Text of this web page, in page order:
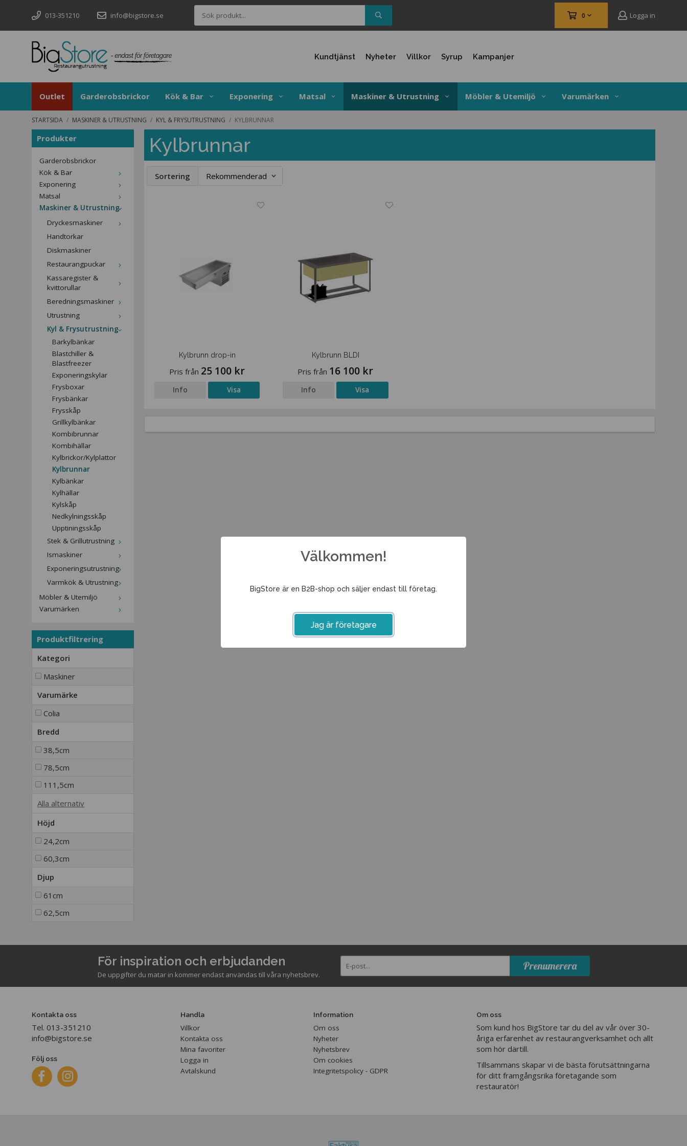
013-351210 info@bigstore.se 0 Logga in
Kundtjänst Nyheter Villkor Syrup Kampanjer
Outlet Garderobsbrickor Kök & Bar Exponering Matsal Maskiner & Utrustning Möbler & Utemiljö Varumärken
STARTSIDA / MASKINER & UTRUSTNING / KYL & FRYSUTRUSTNING / KYLBRUNNAR
Produkter
Garderobsbrickor
Kök & Bar
Exponering
Matsal
Maskiner & Utrustning
Dryckesmaskiner
Handtorkar
Diskmaskiner
Restaurangpuckar
Kassaregister &
kvittorullar
Beredningsmaskiner
Utrustning
Kyl & Frysutrustning
Barkylbänkar
Blastchiller &
Blastfreezer
Exponeringskylar
Frysboxar
Frysbänkar
Frysskåp
Grillkylbänkar
Kombibrunnar
Kombihällar
Kylbrickor/Kylplattor
Kylbrunnar
Kylbänkar
Kylhällar
Kylskåp
Nedkylningsskåp
Upptiningsskåp
Stek & Grillutrustning
Ismaskiner
Exponeringsutrustning
Varmkök & Utrustning
Möbler & Utemiljö
Varumärken
Produktfiltrering
Kategori
Maskiner
Varumärke
Colia
Bredd
38,5cm
78,5cm
111,5cm
Alla alternativ
Höjd
24,2cm
60,3cm
Djup
61cm
62,5cm
Kylbrunnar
Sortering
Kylbrunn drop-in
Pris från 25 100 kr
Info Visa
Kylbrunn BLDI
Pris från 16 100 kr
Info Visa
För inspiration och erbjudanden
De uppgifter du matar in kommer endast användas till våra nyhetsbrev.
Prenumerera
Kontakta oss
Tel. 013-351210
info@bigstore.se
Följ oss
Handla
Villkor
Kontakta oss
Mina favoriter
Logga in
Avtalskund
Information
Om oss
Nyheter
Nyhetsbrev
Om cookies
Integritetspolicy - GDPR
Om oss
Som kund hos BigStore tar du del av vår över 30-
åriga erfarenhet av restaurangverksamhet och allt
som hör därtill.
Tillsammans skapar vi de bästa förutsättningarna
för ditt framgångsrika företagande som
restauratör!
Välkommen!
BigStore är en B2B-shop och säljer endast till företag.
Jag är företagare